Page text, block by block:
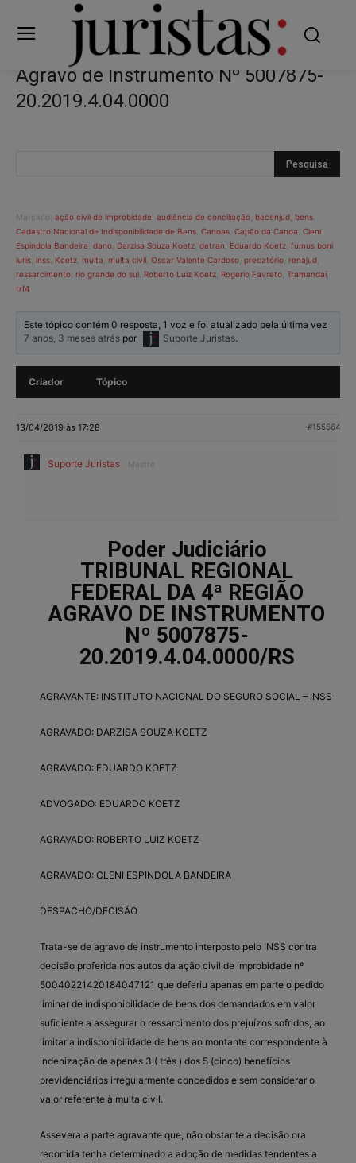
Agravo de Instrumento Nº 5007875-
20.2019.4.04.0000
Marcado: ação civil de improbidade audiência de conciliação bacenjud bens
Cadastro Nacional de Indisponibilidade de Bens Canoas Capão da Canoa Cleni
Espindola Bandeira dano Darzisa Souza Koetz detran Eduardo Koetz fumus boni
iuris inss Koetz multa multa civil Oscar Valente Cardoso precatório renajud
ressarcimento rio grande do sul Roberto Luiz Koetz Rogerio Favreto Tramandaí,
trf4
Este tópico contém 0 resposta, 1 voz e foi atualizado pela última vez
7 anos, 3 meses atrás por Suporte Juristas.
Criador Tópico
13/04/2019 às 17:28 #155564
Suporte Juristas Mestre
Poder Judiciário
TRIBUNAL REGIONAL
FEDERAL DA 4ª REGIÃO
AGRAVO DE INSTRUMENTO
Nº 5007875-
20.2019.4.04.0000/RS
AGRAVANTE: INSTITUTO NACIONAL DO SEGURO SOCIAL – INSS
AGRAVADO: DARZISA SOUZA KOETZ
AGRAVADO: EDUARDO KOETZ
ADVOGADO: EDUARDO KOETZ
AGRAVADO: ROBERTO LUIZ KOETZ
AGRAVADO: CLENI ESPINDOLA BANDEIRA
DESPACHO/DECISÃO
Trata-se de agravo de instrumento interposto pelo INSS contra
decisão proferida nos autos da ação civil de improbidade nº
50040221420184047121 que deferiu apenas em parte o pedido
liminar de indisponibilidade de bens dos demandados em valor
suficiente a assegurar o ressarcimento dos prejuízos sofridos, ao
limitar a indisponibilidade de bens ao montante correspondente à
indenização de apenas 3 ( três ) dos 5 (cinco) benefícios
previdenciários irregularmente concedidos e sem considerar o
valor referente à multa civil.
Assevera a parte agravante que, não obstante a decisão ora
recorrida tenha determinado a adoção de medidas tendentes a